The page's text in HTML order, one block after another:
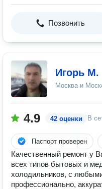
Позвонить
Игорь М.
Москва и
4.9 42 оценки В
Паспорт проверен
Качественный ремонт у
всех типов бытовых и
холодильников, с
профессионально,